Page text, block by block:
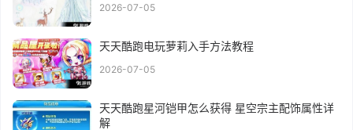
2026-07-05
天天酷跑电玩萝莉入手方法教程
2026-07-05
天天酷跑星河铠甲怎么获得 星空宗主配饰属性详
解